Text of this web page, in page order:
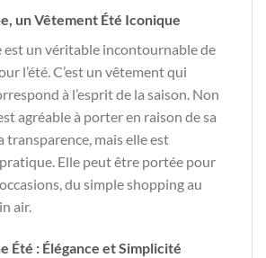
un Vêtement Été Iconique
est un véritable incontournable de
l’été. C’est un vêtement qui
à l’esprit de la saison. Non
agréable à porter en raison de sa
transparence, mais elle est
Elle peut être portée pour
du simple shopping au
air.
Été : Élégance et Simplicité